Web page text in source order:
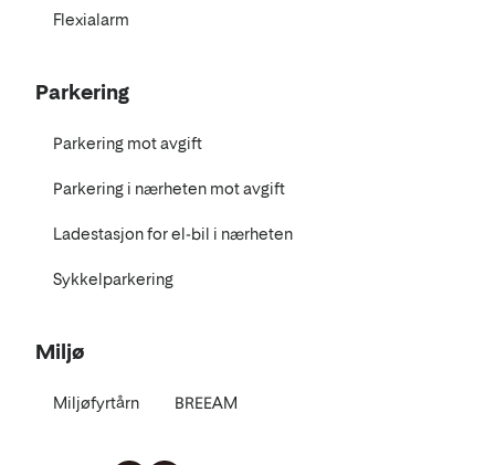
Flexialarm
Parkering
Parkering mot avgift
Parkering i nærheten mot avgift
Ladestasjon for el-bil i nærheten
Sykkelparkering
Miljø
Miljøfyrtårn BREEAM